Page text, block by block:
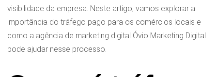
visibilidade da empresa. Neste artigo, vamos explorar a
importância do tráfego pago para os comércios locais e
como a agência de marketing digital Óvio Marketing Digital
pode ajudar nesse processo.